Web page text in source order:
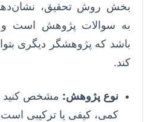
بخش روش تحقیق،
به سوالات پژوهش است و
باشد که پژوهشگر دیگری
کند.
نوع پژوهش: مشخص کنید
کمی، کیفی یا ترکیبی